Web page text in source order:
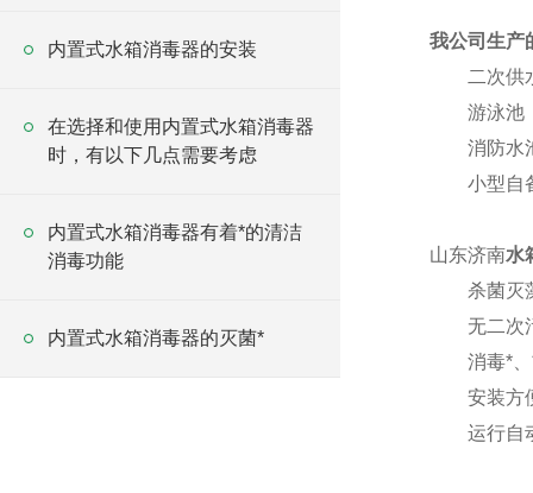
内置式水箱消毒器的安装
在选择和使用内置式水箱消毒器
时，有以下几点需要考虑
内置式水箱消毒器有着*的清洁
消毒功能
内置式水箱消毒器的灭菌*
我公司生产
二次供水
游泳池，
消防水池
小型自
山东济南水
杀菌灭藻
无二次污
消毒*、*
安装方便
运行自动